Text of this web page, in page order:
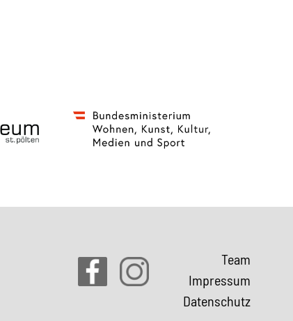
Team
Impressum
Datenschutz